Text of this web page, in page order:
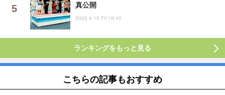
真公開
2022.4.15 Fri 19:45
ランキングをもっと見る
こちらの記事もおすすめ